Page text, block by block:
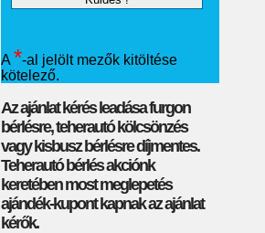
A *-al jelölt mezők kitöltése
kötelező.
Az ajánlat kérés leadása furgon
bérlésre, teherautó kölcsönzés
vagy kisbusz bérlésre díjmentes.
Teherautó bérlés akciónk
keretében most meglepetés
ajándék-kupont kapnak az ajánlat
kérők.